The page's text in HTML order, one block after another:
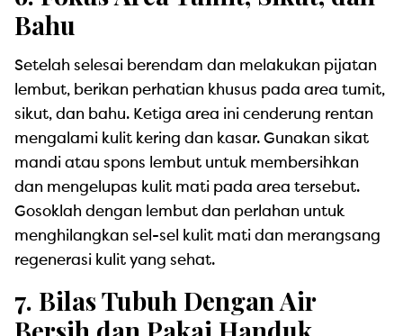
Bahu
Setelah selesai berendam dan melakukan pijatan
lembut, berikan perhatian khusus pada area tumit,
sikut, dan bahu. Ketiga area ini cenderung rentan
mengalami kulit kering dan kasar. Gunakan sikat
mandi atau spons lembut untuk membersihkan
dan mengelupas kulit mati pada area tersebut.
Gosoklah dengan lembut dan perlahan untuk
menghilangkan sel-sel kulit mati dan merangsang
regenerasi kulit yang sehat.
7. Bilas Tubuh Dengan Air